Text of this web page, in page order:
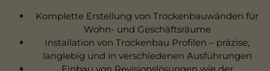
Komplette Erstellung von Trockenbauwänden für
Wohn- und Geschäftsräume
Installation von Trockenbau Profilen – präzise,
langlebig und in verschiedenen Ausführungen